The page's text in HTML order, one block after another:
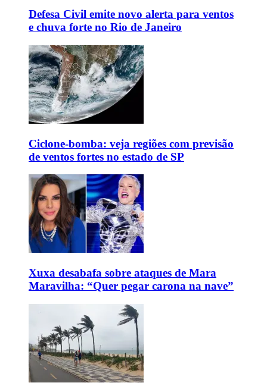
Defesa Civil emite novo alerta para ventos
e chuva forte no Rio de Janeiro
Ciclone-bomba: veja regiões com previsão
de ventos fortes no estado de SP
Xuxa desabafa sobre ataques de Mara
Maravilha: “Quer pegar carona na nave”